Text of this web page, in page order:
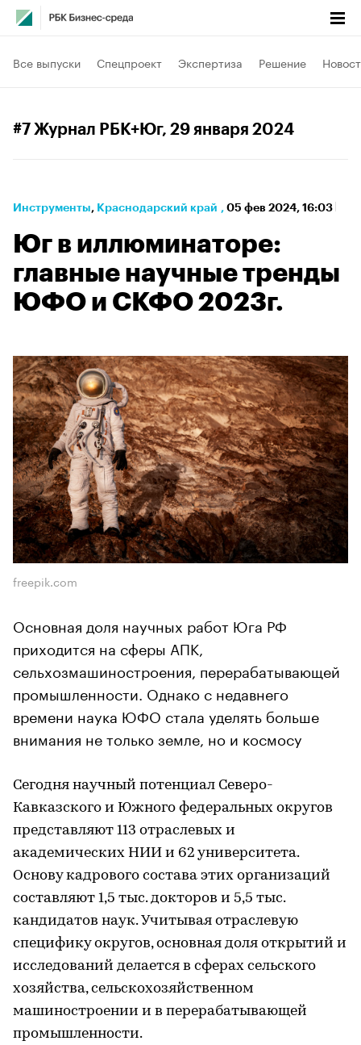
Все выпуски Спецпроект Экспертиза Решение
#7 Журнал РБК+Юг, 29 января 2024
Инструменты⁠, Краснодарский край , 05 фев 2024, 16:03
Юг в иллюминаторе:
главные научные тренды
ЮФО и СКФО 2023г.
freepik.com
Основная доля научных работ Юга РФ
приходится на сферы АПК,
сельхозмашиностроения, перерабатывающей
промышленности. Однако с недавнего
времени наука ЮФО стала уделять больше
внимания не только земле, но и космосу
Сегодня научный потенциал Северо-
Кавказского и Южного федеральных округов
представляют 113 отраслевых и
академических НИИ и 62 университета.
Основу кадрового состава этих организаций
составляют 1,5 тыс. докторов и 5,5 тыс.
кандидатов наук. Учитывая отраслевую
специфику округов, основная доля открытий и
исследований делается в сферах сельского
хозяйства, сельскохозяйственном
машиностроении и в перерабатывающей
промышленности.